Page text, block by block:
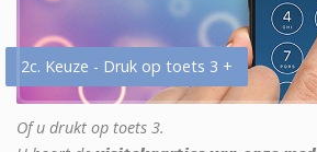
2c. Keuze - Druk op toets 3 +
Of u drukt op toets 3.